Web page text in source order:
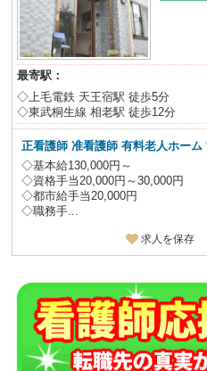
最寄駅：
◇上毛電鉄 天王宿駅 徒歩5分
◇東武桐生線 相老駅 徒歩12分
正看護師 准看護師 有料老人ホー
◇基本給130,000円～
◇資格手当20,000円～30,000円
◇都市給手当20,000円
◇職務手...
求人を保存